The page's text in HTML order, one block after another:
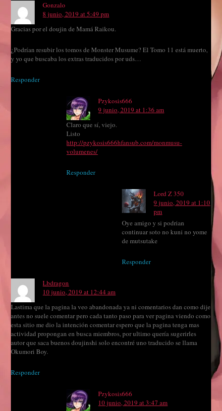
Gonzalo
8 junio, 2019 at 5:49 pm
Gracias por el doujin de Mamá Raikou.
¿Podrían resubir los tomos de Monster Musume? El Tomo 11 está muerto,
y yo que buscaba los extras traducidos por uds…
Responder
Pzykosis666
9 junio, 2019 at 1:36 am
Claro que sí, viejo.
Listo
http://pzykosis666hfansub.com/monmusu-
volumenes/
Responder
Lord Z 350
9 junio, 2019 at 1:10
pm
Oye amigo y si podrian
continuar soto no kuni no yome
de mutsutake
Responder
Lbdragon
10 junio, 2019 at 12:44 am
Lastima que la pagina la veo abandonada ya ni comentarios dan como dije
antes no suele comentar pero cada tanto paso para ver pagina viendo como
esta sitio me dio la intención comentar espero que la pagina tenga mas
actividad propongan en busca miembros, por ultimo quería sugerirles
autor que saca buenos doujinshi solo encontré uno traducido se llama
Okumori Boy.
Responder
Pzykosis666
10 junio, 2019 at 3:47 am